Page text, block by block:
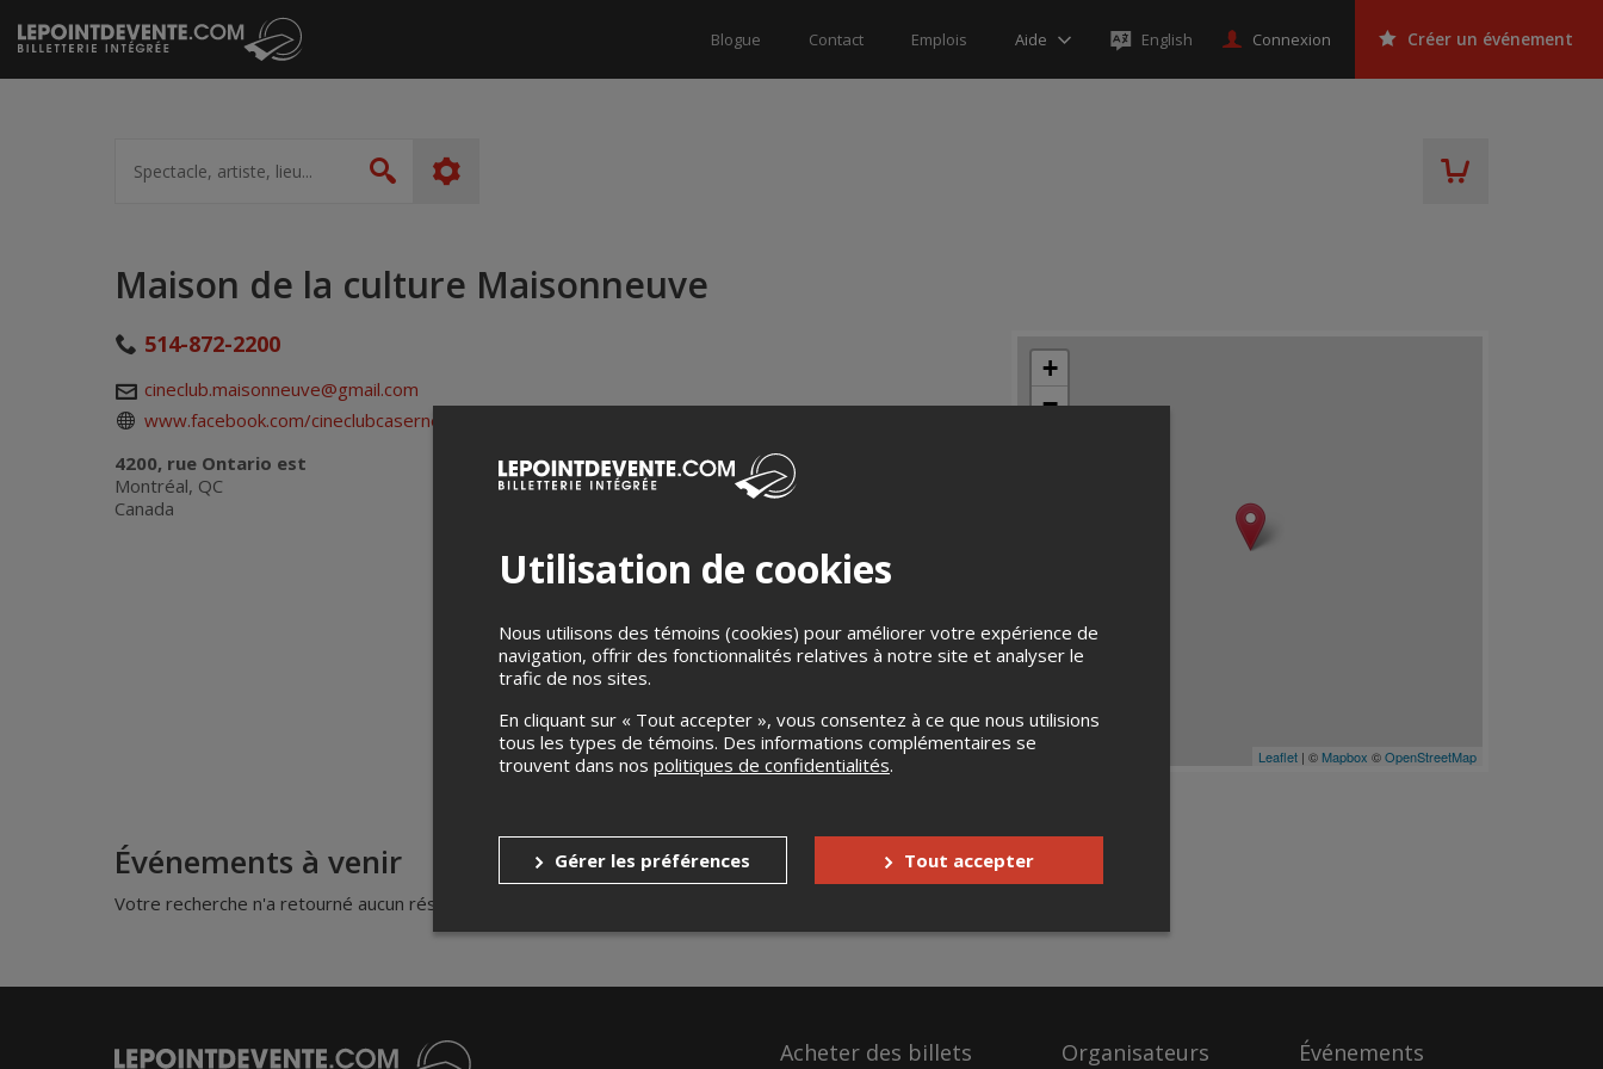
Passer
au
contenu
Blogue Contact Emplois Aide English Connexion Créer un événement
artiste,
lieu...
Rechercher
Maison de la culture Maisonneuve
514-872-2200
cineclub.maisonneuve@gmail.com
www.facebook.com/cineclubcaserne45
4200, rue Ontario est
Montréal, QC
Canada
+
−
Leaflet | © Mapbox ©OpenStreetMap
Événements à venir
Votre recherche n'a retourné aucun résultat.
Acheter des billets Organisateurs Événements
Utilisation de cookies
Nous utilisons des témoins (cookies) pour améliorer votre expérience de
navigation, offrir des fonctionnalités relatives à notre site et analyser le
trafic de nos sites.
En cliquant sur « Tout accepter », vous consentez à ce que nous utilisions
tous les types de témoins. Des informations complémentaires se
trouvent dans nos politiques de confidentialités.
Gérer les préférences Tout accepter